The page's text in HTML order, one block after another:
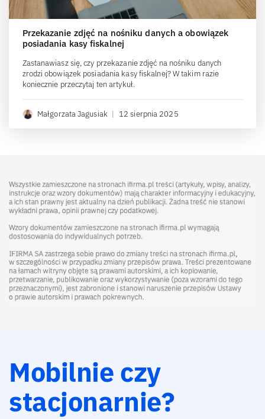
Przekazanie zdjęć na nośniku danych a obowiązek
posiadania kasy fiskalnej
Zastanawiasz się, czy przekazanie zdjęć na nośniku danych
zrodzi obowiązek posiadania kasy fiskalnej? W takim razie
koniecznie przeczytaj ten artykuł.
Małgorzata Jagusiak | 12 sierpnia 2025
Mobilnie czy
stacjonarnie?